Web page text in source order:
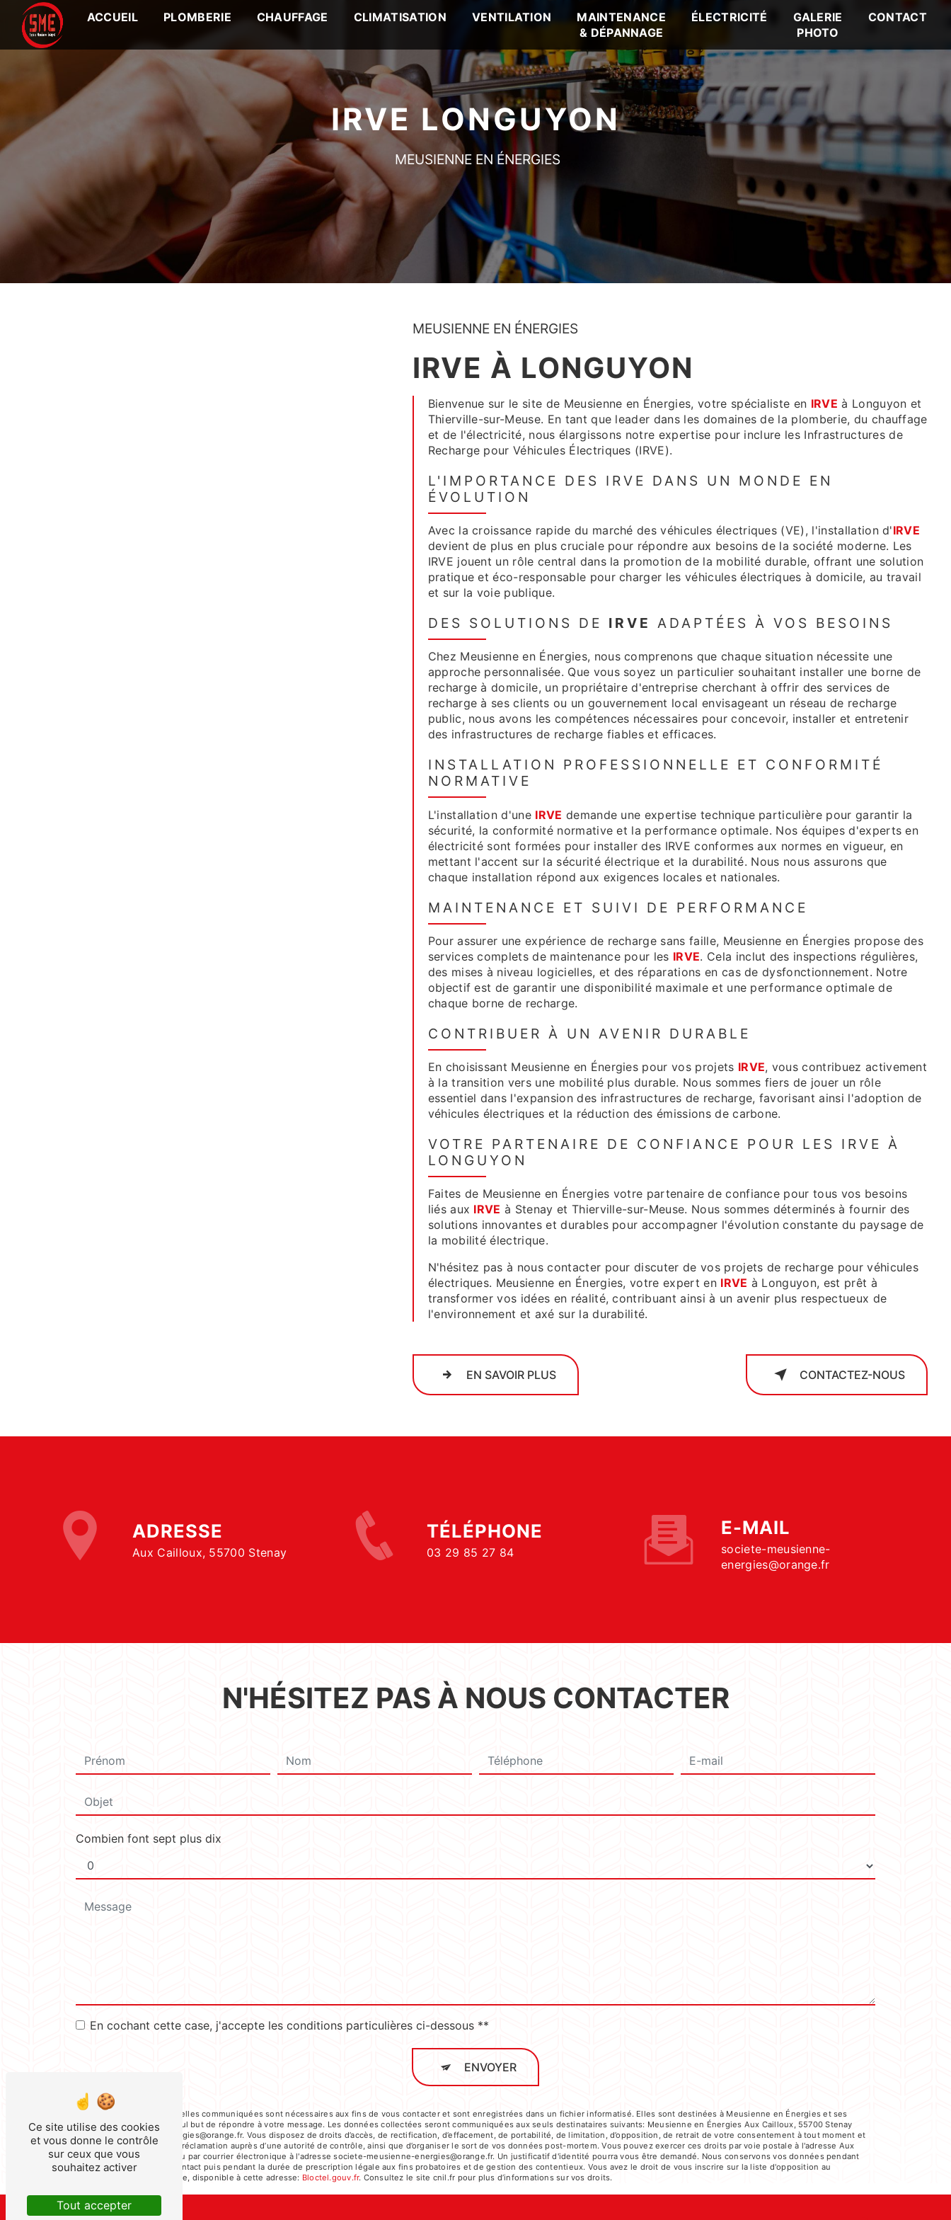
ACCUEIL PLOMBERIE CHAUFFAGE CLIMATISATION VENTILATION
MAINTENANCE
& DÉPANNAGE
ÉLECTRICITÉ
GALERIE
PHOTO
CONTACT
IRVE LONGUYON
MEUSIENNE EN ÉNERGIES
MEUSIENNE EN ÉNERGIES
IRVE À LONGUYON
Bienvenue sur le site de Meusienne en Énergies, votre spécialiste en IRVE à Longuyon et
Thierville-sur-Meuse. En tant que leader dans les domaines de la plomberie, du chauffage
et de l'électricité, nous élargissons notre expertise pour inclure les Infrastructures de
Recharge pour Véhicules Électriques (IRVE).
L'IMPORTANCE DES IRVE DANS UN MONDE EN
ÉVOLUTION
Avec la croissance rapide du marché des véhicules électriques (VE), l'installation d'IRVE
devient de plus en plus cruciale pour répondre aux besoins de la société moderne. Les
IRVE jouent un rôle central dans la promotion de la mobilité durable, offrant une solution
pratique et éco-responsable pour charger les véhicules électriques à domicile, au travail
et sur la voie publique.
DES SOLUTIONS DE IRVE ADAPTÉES À VOS BESOINS
Chez Meusienne en Énergies, nous comprenons que chaque situation nécessite une
approche personnalisée. Que vous soyez un particulier souhaitant installer une borne de
recharge à domicile, un propriétaire d'entreprise cherchant à offrir des services de
recharge à ses clients ou un gouvernement local envisageant un réseau de recharge
public, nous avons les compétences nécessaires pour concevoir, installer et entretenir
des infrastructures de recharge fiables et efficaces.
INSTALLATION PROFESSIONNELLE ET CONFORMITÉ
NORMATIVE
L'installation d'une IRVE demande une expertise technique particulière pour garantir la
sécurité, la conformité normative et la performance optimale. Nos équipes d'experts en
électricité sont formées pour installer des IRVE conformes aux normes en vigueur, en
mettant l'accent sur la sécurité électrique et la durabilité. Nous nous assurons que
chaque installation répond aux exigences locales et nationales.
MAINTENANCE ET SUIVI DE PERFORMANCE
Pour assurer une expérience de recharge sans faille, Meusienne en Énergies propose des
services complets de maintenance pour les IRVE. Cela inclut des inspections régulières,
des mises à niveau logicielles, et des réparations en cas de dysfonctionnement. Notre
objectif est de garantir une disponibilité maximale et une performance optimale de
chaque borne de recharge.
CONTRIBUER À UN AVENIR DURABLE
En choisissant Meusienne en Énergies pour vos projets IRVE, vous contribuez activement
à la transition vers une mobilité plus durable. Nous sommes fiers de jouer un rôle
essentiel dans l'expansion des infrastructures de recharge, favorisant ainsi l'adoption de
véhicules électriques et la réduction des émissions de carbone.
VOTRE PARTENAIRE DE CONFIANCE POUR LES IRVE À
LONGUYON
Faites de Meusienne en Énergies votre partenaire de confiance pour tous vos besoins
liés aux IRVE à Stenay et Thierville-sur-Meuse. Nous sommes déterminés à fournir des
solutions innovantes et durables pour accompagner l'évolution constante du paysage de
la mobilité électrique.
N'hésitez pas à nous contacter pour discuter de vos projets de recharge pour véhicules
électriques. Meusienne en Énergies, votre expert en IRVE à Longuyon, est prêt à
transformer vos idées en réalité, contribuant ainsi à un avenir plus respectueux de
l'environnement et axé sur la durabilité.
EN SAVOIR PLUS CONTACTEZ-NOUS
ADRESSE
Aux Cailloux, 55700 Stenay
TÉLÉPHONE
03 29 85 27 84
E-MAIL
societe-meusienne-
energies@orange.fr
N'HÉSITEZ PAS À NOUS CONTACTER
Combien font sept plus dix
En cochant cette case, j'accepte les conditions particulières ci-dessous **
ENVOYER
** Les données personnelles communiquées sont nécessaires aux fins de vous contacter et sont enregistrées dans un fichier informatisé. Elles sont destinées à Meusienne en Énergies et ses
sous-traitants dans le seul but de répondre à votre message. Les données collectées seront communiquées aux seuls destinataires suivants: Meusienne en Énergies Aux Cailloux, 55700 Stenay
societe-meusienne-energies@orange.fr. Vous disposez de droits d’accès, de rectification, d’effacement, de portabilité, de limitation, d’opposition, de retrait de votre consentement à tout moment et
du droit d’introduire une réclamation auprès d’une autorité de contrôle, ainsi que d’organiser le sort de vos données post-mortem. Vous pouvez exercer ces droits par voie postale à l'adresse Aux
Cailloux, 55700 Stenay ou par courrier électronique à l'adresse societe-meusienne-energies@orange.fr. Un justificatif d'identité pourra vous être demandé. Nous conservons vos données pendant
la période de prise de contact puis pendant la durée de prescription légale aux fins probatoires et de gestion des contentieux. Vous avez le droit de vous inscrire sur la liste d'opposition au
démarchage téléphonique, disponible à cette adresse: Bloctel.gouv.fr. Consultez le site cnil.fr pour plus d’informations sur vos droits.
Panneau de gestion des cookies
Ce site utilise des cookies
et vous donne le contrôle
sur ceux que vous
souhaitez activer
Tout accepter